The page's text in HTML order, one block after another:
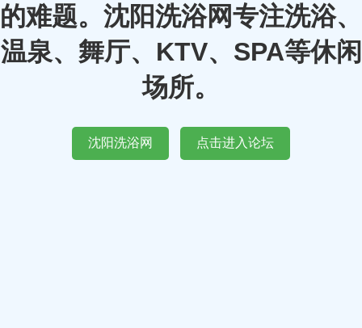
的难题。沈阳洗浴网专注洗浴、
温泉、舞厅、KTV、SPA等休闲
场所。
沈阳洗浴网 点击进入论坛